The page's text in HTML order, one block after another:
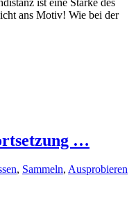
ans Motiv! Wie bei der
…
, Sammeln, Ausprobieren